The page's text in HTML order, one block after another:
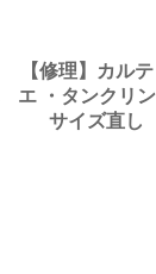
【修理】カル
エ ・タンクリ
サイズ直し